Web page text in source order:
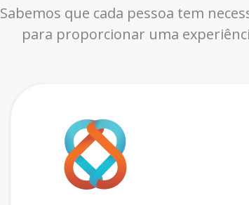
Sabemos que cada pessoa tem
para proporcionar uma